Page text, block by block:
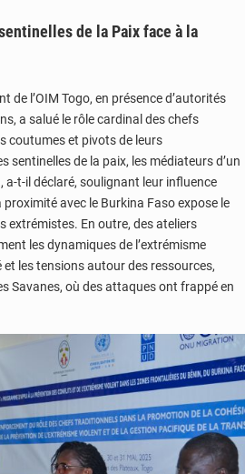
de la Paix face à la
de l’OIM Togo, en présence d’autorités
a salué le rôle cardinal des chefs
coutumes et pivots de leurs
sentinelles de la paix, les médiateurs d’un
a-t-il déclaré, soulignant leur influence
avec le Burkina Faso expose le
extrémistes. En outre, des ateliers
les dynamiques de l’extrémisme
les tensions autour des ressources,
Savanes, où des attaques ont frappé en